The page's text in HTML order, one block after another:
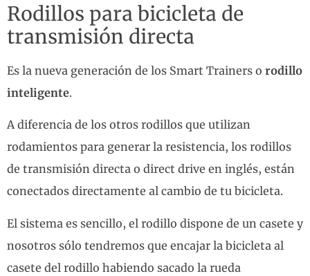
Rodillos para bicicleta de
transmisión directa
Es la nueva generación de los Smart Trainers o rodillo
inteligente.
A diferencia de los otros rodillos que utilizan
rodamientos para generar la resistencia, los rodillos
de transmisión directa o direct drive en inglés, están
conectados directamente al cambio de tu bicicleta.
El sistema es sencillo, el rodillo dispone de un casete y
nosotros sólo tendremos que encajar la bicicleta al
casete del rodillo habiendo sacado la rueda